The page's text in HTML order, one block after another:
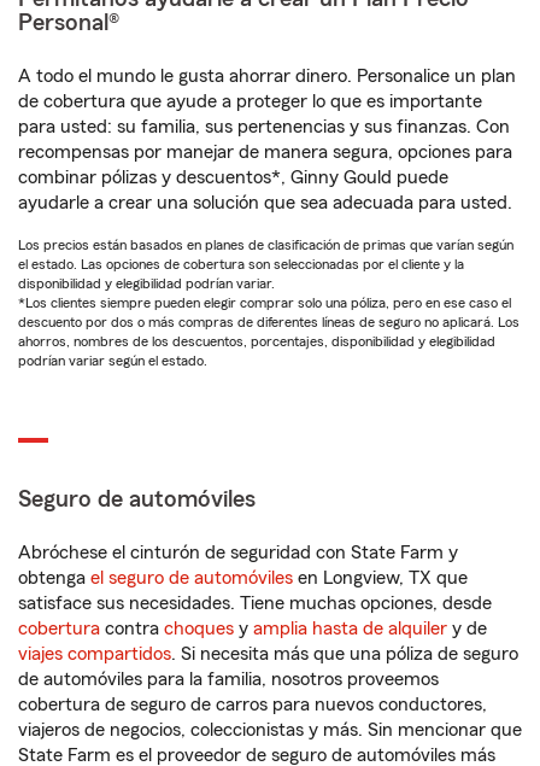
Personal®
A todo el mundo le gusta ahorrar dinero. Personalice un plan
de cobertura que ayude a proteger lo que es importante
para usted: su familia, sus pertenencias y sus finanzas. Con
recompensas por manejar de manera segura, opciones para
combinar pólizas y descuentos*, Ginny Gould puede
ayudarle a crear una solución que sea adecuada para usted.
Los precios están basados en planes de clasificación de primas que varían según
el estado. Las opciones de cobertura son seleccionadas por el cliente y la
disponibilidad y elegibilidad podrían variar.
*Los clientes siempre pueden elegir comprar solo una póliza, pero en ese caso el
descuento por dos o más compras de diferentes líneas de seguro no aplicará. Los
ahorros, nombres de los descuentos, porcentajes, disponibilidad y elegibilidad
podrían variar según el estado.
Seguro de automóviles
Abróchese el cinturón de seguridad con State Farm y
obtenga el seguro de automóviles en Longview, TX que
satisface sus necesidades. Tiene muchas opciones, desde
cobertura contra choques y amplia hasta de alquiler y de
viajes compartidos. Si necesita más que una póliza de seguro
de automóviles para la familia, nosotros proveemos
cobertura de seguro de carros para nuevos conductores,
viajeros de negocios, coleccionistas y más. Sin mencionar que
State Farm es el proveedor de seguro de automóviles más